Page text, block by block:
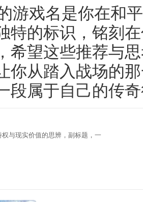
游戏名是你在和
特的标识，铭刻
希望这些推荐与
你从踏入战场的
段属于自己的传
与现实价值的思辨，副标题，一